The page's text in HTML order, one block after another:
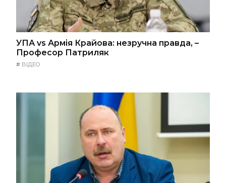
УПА vs Армія Крайова: незручна правда, –
Професор Патриляк
# ВІДЕО